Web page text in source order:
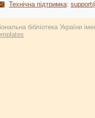
Технічна підтримка:
бібліотека України